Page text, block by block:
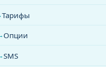
Тарифы
Опции
SMS